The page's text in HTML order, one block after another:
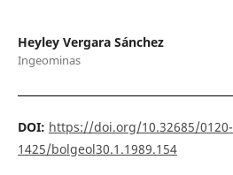
Heyley Vergara Sánchez
Ingeominas
DOI: https://doi.org/10.32685/0120-
1425/bolgeol30.1.1989.154